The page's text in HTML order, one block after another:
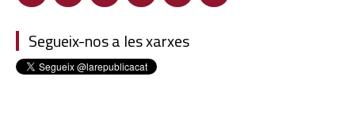
Segueix-nos a les xarxes